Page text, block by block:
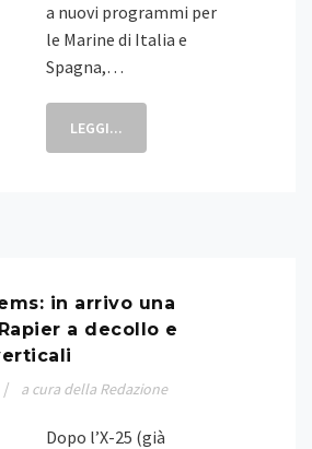
a nuovi programmi per
le Marine di Italia e
Spagna,…
LEGGI...
in arrivo una
a decollo e
a cura della Redazione
Dopo l’X-25 (già